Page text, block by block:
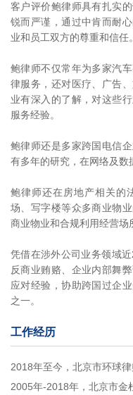
客户评价鲍律师具有扎实
锐而严谨，通过中肯而耐
业和员工双方的尊重和信任。
鲍律师不仅常年为多家汽
律服务，还对医疗、广告
业有深入的了解，对这些
服务经验。
鲍律师还是多家跨国电信
有多年的研究，在网络及数
鲍律师还在房地产相关的
场、写字楼等众多商业物
商业物业和合规利用经营场
凭借在涉外公司业务领域
反商业贿赂、企业内部舞
应对经验，协助跨国过企
之一。
工作经历
2018年至今，北京市环球
2005年-2018年，北京市金